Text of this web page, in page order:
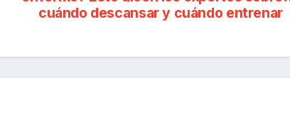
cuándo descansar y cuándo entrenar